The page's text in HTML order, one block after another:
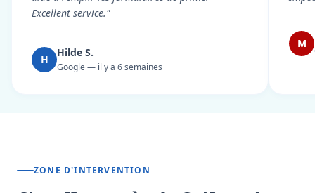
Excellent service."
H
Hilde S.
Google — il y a 6 semaines
M
ZONE D'INTERVENTION